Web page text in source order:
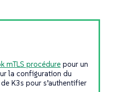
mTLS procédurepour un
la configuration du
K3s pour s’authentifier